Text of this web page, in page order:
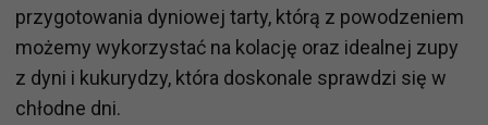
przygotowania dyniowej tarty, którą z powodzeniem
możemy wykorzystać na kolację oraz idealnej zupy
z dyni i kukurydzy, która doskonale sprawdzi się w
chłodne dni.